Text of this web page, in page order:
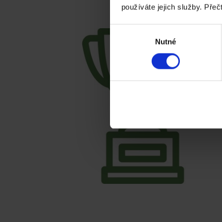
používáte jejich služby.
Výběr
Nutné